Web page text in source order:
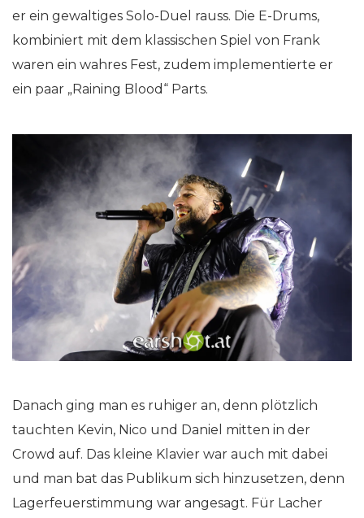
er ein gewaltiges Solo-Duel rauss. Die E-Drums,
kombiniert mit dem klassischen Spiel von Frank
waren ein wahres Fest, zudem implementierte er
ein paar „Raining Blood“ Parts.
Danach ging man es ruhiger an, denn plötzlich
tauchten Kevin, Nico und Daniel mitten in der
Crowd auf. Das kleine Klavier war auch mit dabei
und man bat das Publikum sich hinzusetzen, denn
Lagerfeuerstimmung war angesagt. Für Lacher